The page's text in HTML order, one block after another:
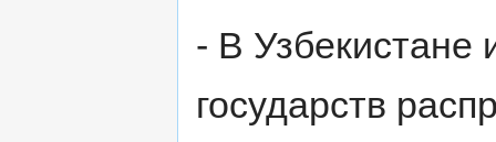
- В
государств